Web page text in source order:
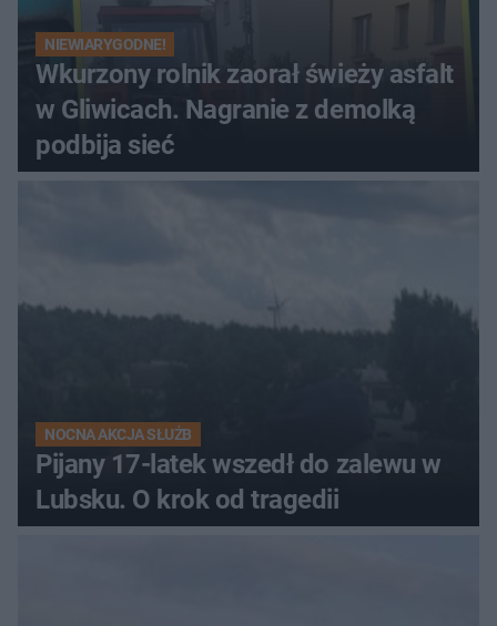
NIEWIARYGODNE!
Wkurzony rolnik zaorał świeży asfalt
w Gliwicach. Nagranie z demolką
podbija sieć
NOCNA AKCJA SŁUŻB
Pijany 17-latek wszedł do zalewu w
Lubsku. O krok od tragedii